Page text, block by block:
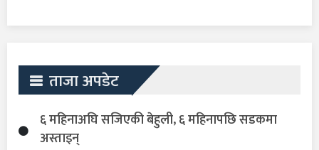
ताजा अपडेट
६ महिनाअघि सजिएकी बेहुली, ६ महिनापछि सडकमा
अस्ताइन्